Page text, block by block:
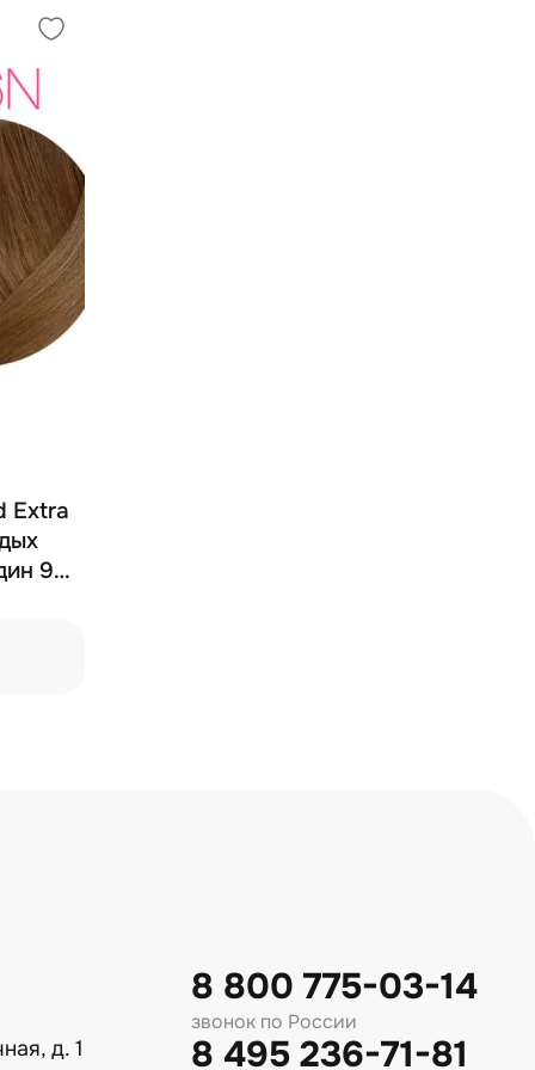
Extra
90
д. 1
8 800 775-03-14
звонок по России
8 495 236-71-81